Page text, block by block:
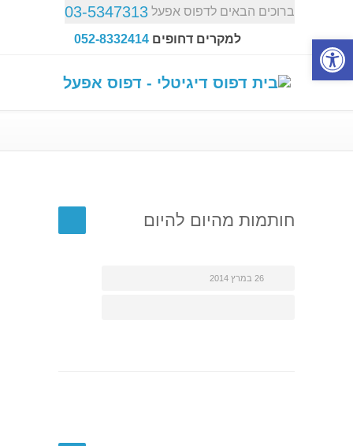
ברוכים הבאים לדפוס אפעל 03-5347313
למקרים דחופים 052-8332414
חותמות מהיום להיום
26 במרץ 2014
פתח סרגל נגישות